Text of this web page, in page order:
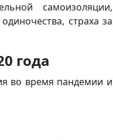
самоизоляции,
страха за
года
во время пандемии и